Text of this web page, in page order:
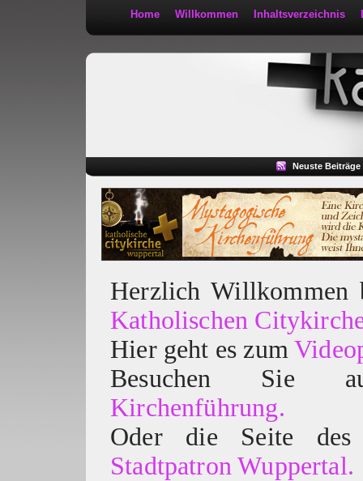
Home Willkommen Inhaltsverzeichnis
Neuste Beiträge
Herzlich
Katholischen
Hier geht es zum
Besuchen
Kirchenführung.
Oder die Seite des
Stadtpatron Wuppertal.